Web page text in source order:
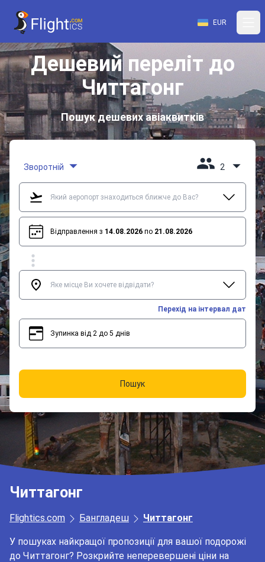
EUR
Дешевий переліт до
Читтагонг
Пошук дешевих авіаквитків
Зворотній 2
Відправлення з 14.08.2026 по 21.08.2026
Перехід на інтервал дат
Зупинка від 2 до 5 днів
Пошук
Читтагонг
Flightics.com Бангладеш Читтагонг
У пошуках найкращої пропозиції для вашої подорожі
до Читтагонг? Розкрийте неперевершені ціни на